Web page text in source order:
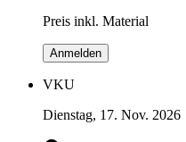
Preis inkl. Material
Anmelden
VKU
Dienstag, 17. Nov. 2026